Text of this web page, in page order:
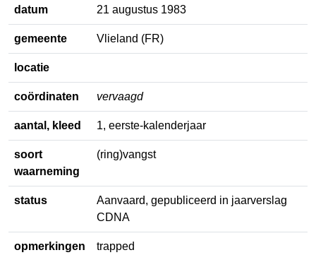
datum
21 augustus 1983
gemeente
Vlieland (FR)
locatie
coördinaten
vervaagd
aantal, kleed
1, eerste-kalenderjaar
soort
waarneming
(ring)vangst
status
Aanvaard, gepubliceerd in jaarverslag
CDNA
opmerkingen
trapped